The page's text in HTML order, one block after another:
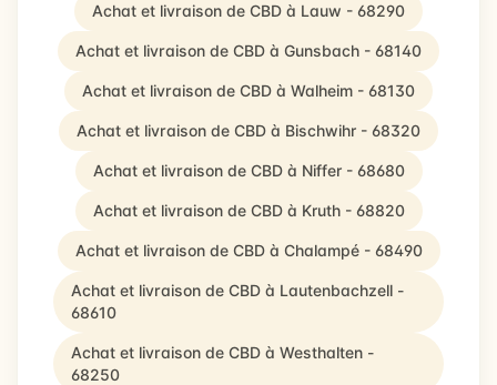
Achat et livraison de CBD à Lauw - 68290
Achat et livraison de CBD à Gunsbach - 68140
Achat et livraison de CBD à Walheim - 68130
Achat et livraison de CBD à Bischwihr - 68320
Achat et livraison de CBD à Niffer - 68680
Achat et livraison de CBD à Kruth - 68820
Achat et livraison de CBD à Chalampé - 68490
Achat et livraison de CBD à Lautenbachzell -
68610
Achat et livraison de CBD à Westhalten -
68250